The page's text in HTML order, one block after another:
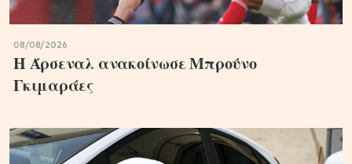
08/08/2026
Η Άρσεναλ ανακοίνωσε Μπρούνο
Γκιμαράες